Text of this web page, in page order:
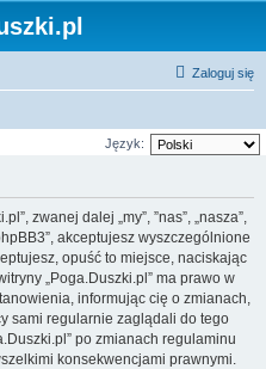
Zaloguj się
Język:
zwanej dalej „my”, ”nas”, „nasza”,
akceptujesz wyszczególnione
opuść to miejsce, naciskając
„Poga.Duszki.pl” ma prawo w
informując cię o zmianach,
sami regularnie zaglądali do tego
po zmianach regulaminu
konsekwencjami prawnymi.